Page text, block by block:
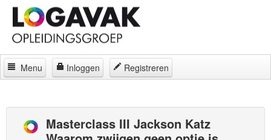
Menu Inloggen
Registreren
Curatorium
Masterclass III Jackson Katz